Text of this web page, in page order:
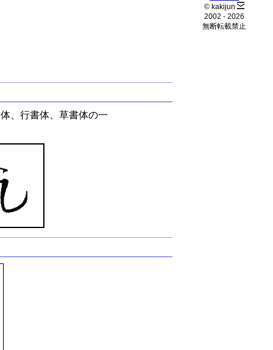
、行書体、草書体の一
© kakijun
2002 - 2026
無断転載禁止